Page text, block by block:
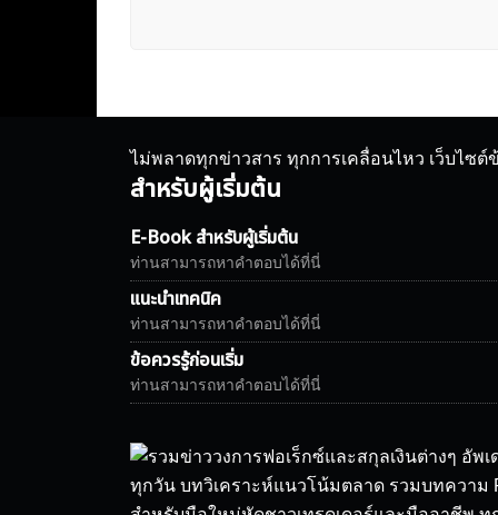
ไม่พลาดทุกข่าวสาร ทุกการเคลื่อนไหว เว็บไซ
สำหรับผู้เริ่มต้น
E-Book สำหรับผู้เริ่มต้น
ท่านสามารถหาคำตอบได้ที่นี่
แนะนำเทคนิค
ท่านสามารถหาคำตอบได้ที่นี่
ข้อควรรู้ก่อนเริ่ม
ท่านสามารถหาคำตอบได้ที่นี่